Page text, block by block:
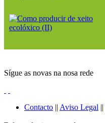
Sígue as novas na nosa rede
Contacto || Aviso Legal ||